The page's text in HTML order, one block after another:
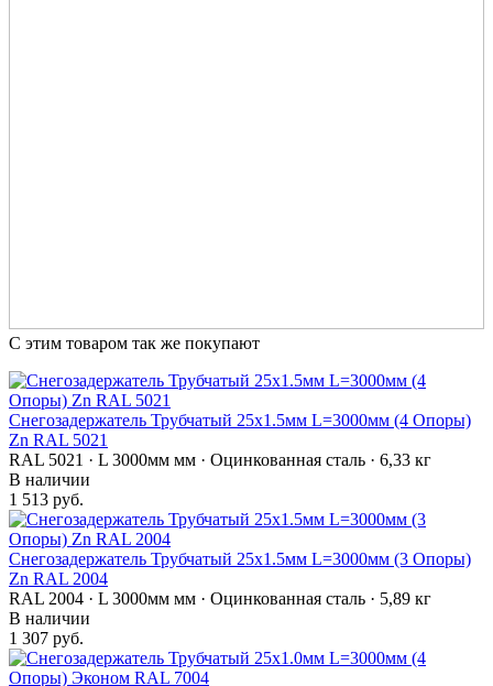
С этим товаром так же покупают
Снегозадержатель Трубчатый 25х1.5мм L=3000мм (4 Опоры)
Zn RAL 5021
RAL 5021 · L 3000мм мм · Оцинкованная сталь · 6,33 кг
В наличии
1 513 руб.
Снегозадержатель Трубчатый 25х1.5мм L=3000мм (3 Опоры)
Zn RAL 2004
RAL 2004 · L 3000мм мм · Оцинкованная сталь · 5,89 кг
В наличии
1 307 руб.